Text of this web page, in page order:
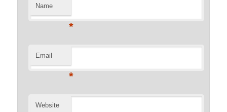
Name
*
Email
*
Website